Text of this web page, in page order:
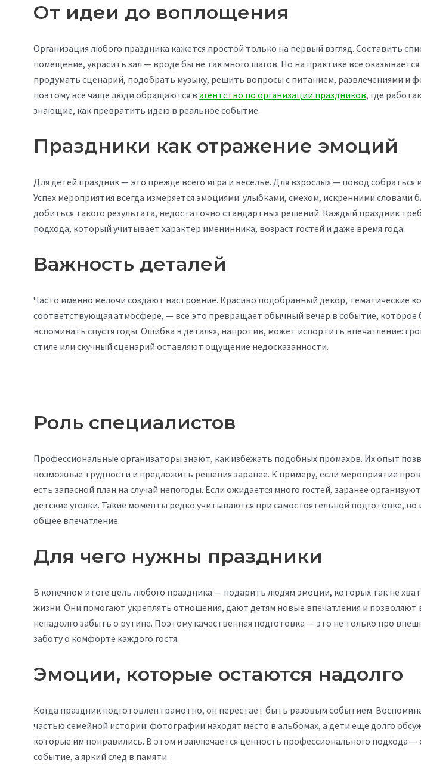
От идеи до воплощения
Организация любого праздника кажется простой только на первый взгляд. Составить
помещение, украсить зал — вроде бы не так много шагов. Но на практике все
продумать сценарий, подобрать музыку, решить вопросы с питанием, развлечениями и
поэтому все чаще люди обращаются в агентство по организации праздников, где
знающие, как превратить идею в реальное событие.
Праздники как отражение эмоций
Для детей праздник — это прежде всего игра и веселье. Для взрослых — повод собраться
Успех мероприятия всегда измеряется эмоциями: улыбками, смехом, искренними словами
добиться такого результата, недостаточно стандартных решений. Каждый праздник
подхода, который учитывает характер именинника, возраст гостей и даже время года.
Важность деталей
Часто именно мелочи создают настроение. Красиво подобранный декор, тематические
соответствующая атмосфере, — все это превращает обычный вечер в событие, которое
вспоминать спустя годы. Ошибка в деталях, напротив, может испортить впечатление:
стиле или скучный сценарий оставляют ощущение недосказанности.
Роль специалистов
Профессиональные организаторы знают, как избежать подобных промахов. Их опыт
возможные трудности и предложить решения заранее. К примеру, если мероприятие
есть запасной план на случай непогоды. Если ожидается много гостей, заранее
детские уголки. Такие моменты редко учитываются при самостоятельной подготовке,
общее впечатление.
Для чего нужны праздники
В конечном итоге цель любого праздника — подарить людям эмоции, которых так не
жизни. Они помогают укреплять отношения, дают детям новые впечатления и позволяют
ненадолго забыть о рутине. Поэтому качественная подготовка — это не только про
заботу о комфорте каждого гостя.
Эмоции, которые остаются надолго
Когда праздник подготовлен грамотно, он перестает быть разовым событием.
частью семейной истории: фотографии находят место в альбомах, а дети еще долго
которые им понравились. В этом и заключается ценность профессионального подхода —
событие, а яркий след в памяти.